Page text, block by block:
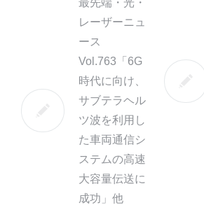
最先端・光・
レーザーニュ
ース
Vol.763「6G
時代に向け、
サブテラヘル
ツ波を利用し
た車両通信シ
ステムの高速
大容量伝送に
成功」他